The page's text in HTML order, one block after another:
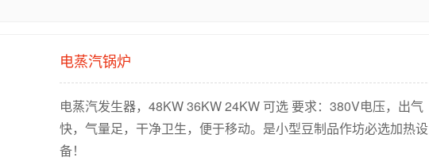
电蒸汽锅炉
电蒸汽发生器，48KW 36KW 24KW 可选 要求：380V电压，出气
快，气量足，干净卫生，便于移动。是小型豆制品作坊必选加热设
备！